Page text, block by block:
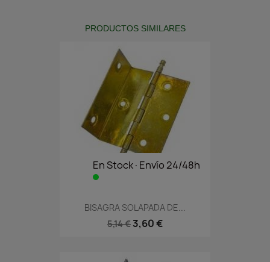
PRODUCTOS SIMILARES
En Stock·Envío 24/48h
BISAGRA SOLAPADA DE...
5,14 € 3,60 €